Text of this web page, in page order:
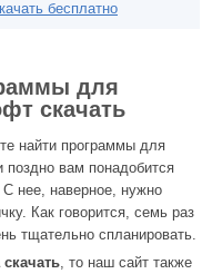
бесплатно
для
скачать
найти программы для
вам понадобится
нее, наверное, нужно
Как говорится, семь раз
тщательно спланировать.
, то наш сайт также